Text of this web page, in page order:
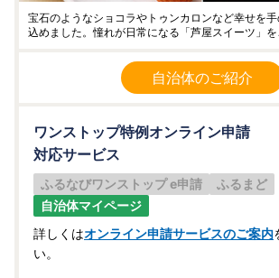
宝石のようなショコラやトゥンカロンなど幸せを
込めました。憧れが日常になる「芦屋スイーツ」
自治体のご紹介
ワンストップ特例オンライン申請
対応サービス
ふるなびワンストップ e申請
ふるまど
自治体マイページ
詳しくはオンライン申請サービスのご案内
い。